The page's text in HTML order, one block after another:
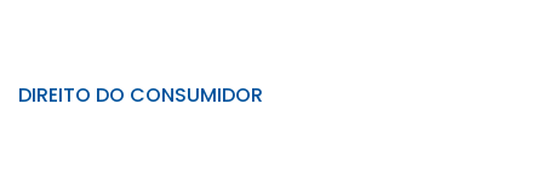
DIREITO DO CONSUMIDOR